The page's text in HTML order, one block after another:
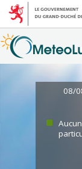
08/